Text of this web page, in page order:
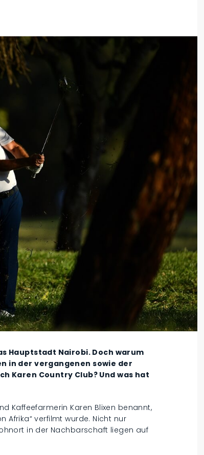
Hauptstadt Nairobi. Doch warum
in der vergangenen sowie der
Karen Country Club? Und was hat
Kaffeefarmerin Karen Blixen benannt,
Afrika“ verfilmt wurde. Nicht nur
in der Nachbarschaft liegen auf